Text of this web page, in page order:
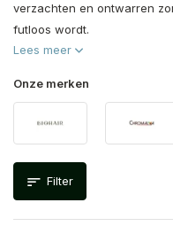
verzachten en ontwarren
futloos wordt.
Lees meer
Onze merken
Filter